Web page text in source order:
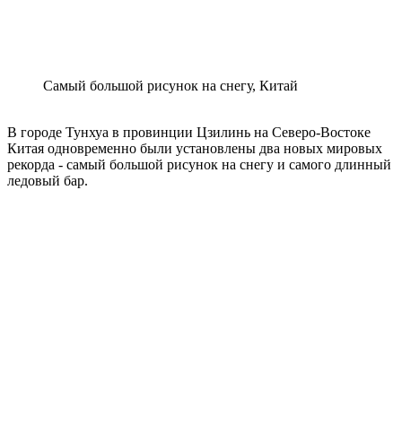
Самый большой рисунок на снегу, Китай
В городе Тунхуа в провинции Цзилинь на Северо-Востоке
Китая одновременно были установлены два новых мировых
рекорда - самый большой рисунок на снегу и самого длинный
ледовый бар.